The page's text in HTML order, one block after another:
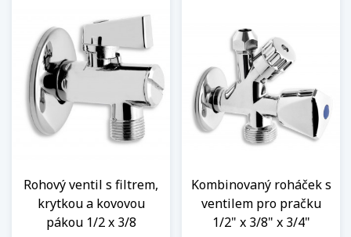
Rohový ventil s filtrem,
krytkou a kovovou
pákou 1/2 x 3/8
Kombinovaný roháček s
ventilem pro pračku
1/2" x 3/8" x 3/4"